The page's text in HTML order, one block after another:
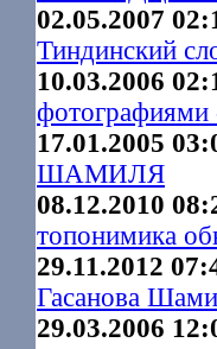
02.05.2007
Тиндинский
10.03.2006
фотографиями
17.01.2005
ШАМИЛЯ
08.12.2010
топонимика
29.11.2012
Гасанова
29.03.2006